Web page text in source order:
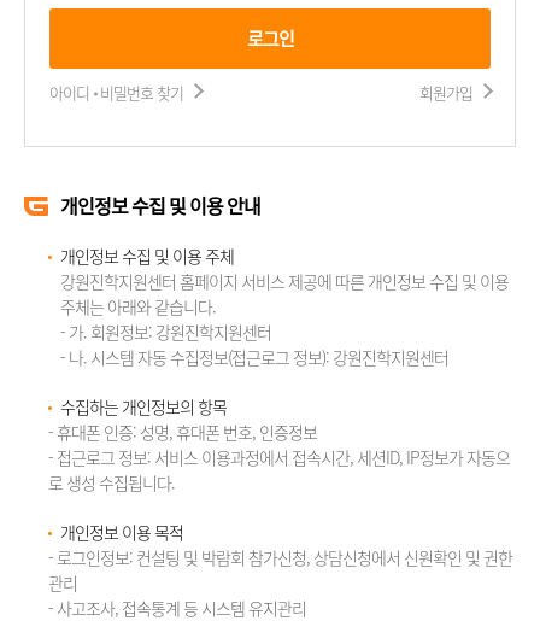
로그인
아이디 비밀번호 찾기 회원가입
개인정보 수집 및 이용 안내
개인정보 수집 및 이용 주체
강원진학지원센터 홈페이지 서비스 제공에 따른 개인정보 수집 및 이용
주체는 아래와 같습니다.
- 가. 회원정보: 강원진학지원센터
- 나. 시스템 자동 수집정보(접근로그 정보): 강원진학지원센터
수집하는 개인정보의 항목
- 휴대폰 인증: 성명, 휴대폰 번호, 인증정보
- 접근로그 정보: 서비스 이용과정에서 접속시간, 세션ID, IP정보가 자동으
로 생성 수집됩니다.
개인정보 이용 목적
- 로그인정보: 컨설팅 및 박람회 참가신청, 상담신청에서 신원확인 및 권한
관리
- 사고조사, 접속통계 등 시스템 유지관리